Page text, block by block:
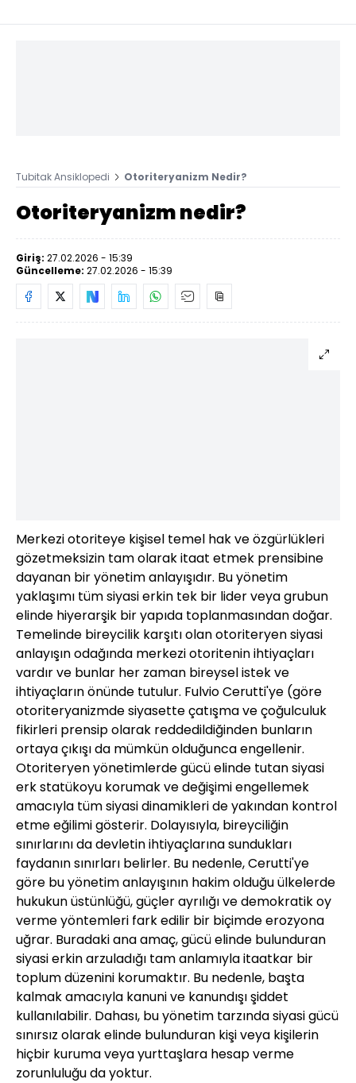
Tubitak Ansiklopedi Otoriteryanizm Nedir?
Otoriteryanizm nedir?
Giriş: 27.02.2026 - 15:39
Güncelleme: 27.02.2026 - 15:39
Merkezi otoriteye kişisel temel hak ve özgürlükleri
gözetmeksizin tam olarak itaat etmek prensibine
dayanan bir yönetim anlayışıdır. Bu yönetim
yaklaşımı tüm siyasi erkin tek bir lider veya grubun
elinde hiyerarşik bir yapıda toplanmasından doğar.
Temelinde bireycilik karşıtı olan otoriteryen siyasi
anlayışın odağında merkezi otoritenin ihtiyaçları
vardır ve bunlar her zaman bireysel istek ve
ihtiyaçların önünde tutulur. Fulvio Cerutti'ye (göre
otoriteryanizmde siyasette çatışma ve çoğulculuk
fikirleri prensip olarak reddedildiğinden bunların
ortaya çıkışı da mümkün olduğunca engellenir.
Otoriteryen yönetimlerde gücü elinde tutan siyasi
erk statükoyu korumak ve değişimi engellemek
amacıyla tüm siyasi dinamikleri de yakından kontrol
etme eğilimi gösterir. Dolayısıyla, bireyciliğin
sınırlarını da devletin ihtiyaçlarına sundukları
faydanın sınırları belirler. Bu nedenle, Cerutti'ye
göre bu yönetim anlayışının hakim olduğu ülkelerde
hukukun üstünlüğü, güçler ayrılığı ve demokratik oy
verme yöntemleri fark edilir bir biçimde erozyona
uğrar. Buradaki ana amaç, gücü elinde bulunduran
siyasi erkin arzuladığı tam anlamıyla itaatkar bir
toplum düzenini korumaktır. Bu nedenle, başta
kalmak amacıyla kanuni ve kanundışı şiddet
kullanılabilir. Dahası, bu yönetim tarzında siyasi gücü
sınırsız olarak elinde bulunduran kişi veya kişilerin
hiçbir kuruma veya yurttaşlara hesap verme
zorunluluğu da yoktur.